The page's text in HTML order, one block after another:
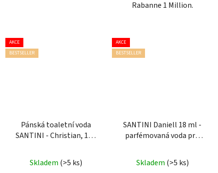
Rabanne 1 Million.
AKCE
BESTSELLER
Pánská toaletní voda
SANTINI - Christian, 100
Skladem (>5 ks)
AKCE
BESTSELLER
SANTINI Daniell 18 ml -
parfémovaná voda pro
balení
Skladem (>5 ks)